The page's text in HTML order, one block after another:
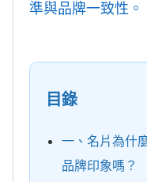
準與品牌一致性。
目錄
一、名片為什
品牌印象嗎？